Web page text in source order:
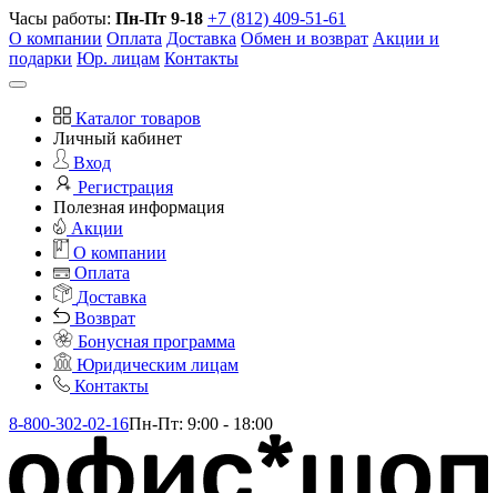
Часы работы: Пн-Пт 9-18 +7 (812) 409-51-61
О компании Оплата Доставка Обмен и возврат Акции и
подарки Юр. лицам Контакты
Каталог товаров
Личный кабинет
Вход
Регистрация
Полезная информация
Акции
О компании
Оплата
Доставка
Возврат
Бонусная программа
Юридическим лицам
Контакты
8-800-302-02-16Пн-Пт: 9:00 - 18:00